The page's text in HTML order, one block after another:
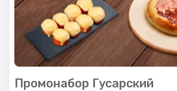
Промонабор Гусарский